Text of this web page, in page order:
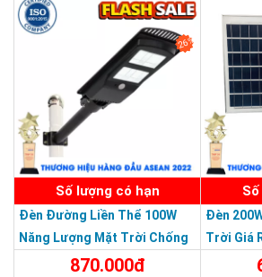
SẢN PHẨM DỊCH VỤ CHẤT
26%
Số lượng có hạn
Đèn Đường Liền Thể 100W
Năng Lượng Mặt Trời Chống
Nước Giá Rẻ870.000đ
Đèn
Trời Giá